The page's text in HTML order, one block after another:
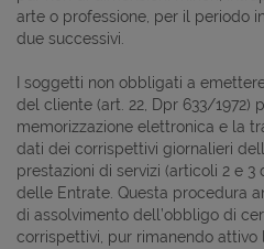
arte o professione, per il periodo
due successivi.
I soggetti non obbligati a
del cliente (art. 22, Dpr 633/1972)
memorizzazione elettronica e la
dati dei corrispettivi giornalieri
prestazioni di servizi (articoli 2 e 3
delle Entrate. Questa procedura
di assolvimento dell’obbligo di
corrispettivi, pur rimanendo attivo